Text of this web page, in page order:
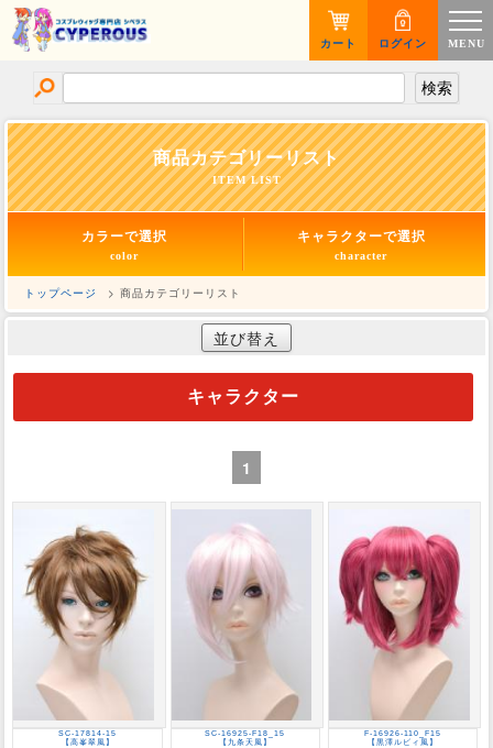
MENU
ログイン
カート
商品カテゴリーリスト
ITEM LIST
カラーで選択
color
キャラクターで選択
character
トップページ > 商品カテゴリーリスト
並び替え
キャラクター
1
SC-17814-15
【高峯翠風】
SC-16925-F18_15
【九条天風】
F-16926-110_F15
【黒澤ルビィ風】